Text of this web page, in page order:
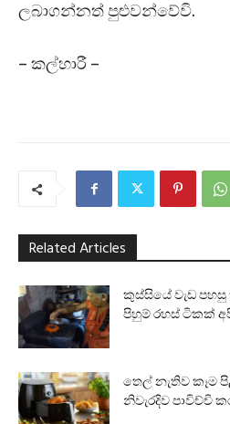
ලබාගන්නත් පුළුවන්වේවි.
– කල්හාරී –
Related Articles
කුස්සියේ වැඩ
පිහුම් රහස් ටිකක්
තෙල් නැතිව කෑම
නිවැරදිව පාවිච්චි